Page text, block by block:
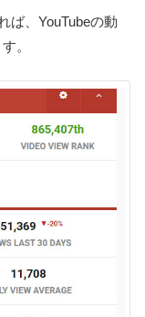
ば、YouTubeの動
。